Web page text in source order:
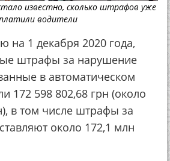
известно, сколько штрафов уже
водители
на 1 декабря 2020 года,
штрафы за нарушение
в автоматическом
172 598 802,68 грн (около
в том числе штрафы за
около 172,1 млн